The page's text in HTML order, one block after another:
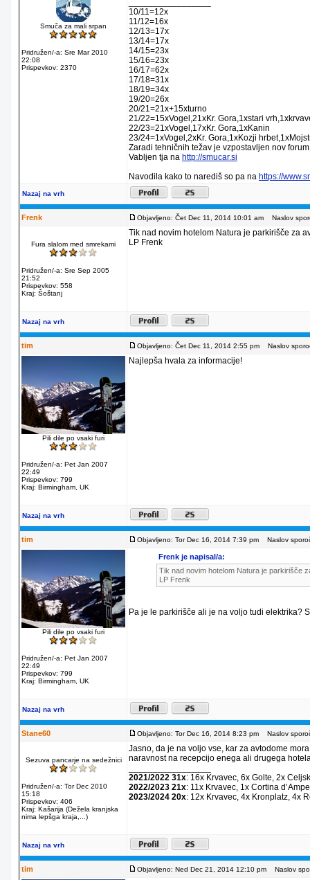
Smuča za mali srpan
Pridružen/-a: Sre Mar 2010
22:08
Prispevkov: 2370
10/11=12x
11/12=16x
12/13=17x
13/14=17x
14/15=23x
15/16=23x
16/17=62x
17/18=31x
18/19=34x
19/20=26x
20/21=21x+15xturno
21/22=15xVogel,21xKr. Gora,1xstari
22/23=21xVogel,17xKr. Gora,1xKanin
23/24=1xVogel,2xKr. Gora,1xKozji
Zaradi tehničnih težav je vzpostavljen nov
Vabljen tja na http://smucar.si
Navodila kako to narediš so pa na https://
Nazaj na vrh
Frenk Objavljeno: Čet Dec 11, 2014 10:01 am Naslov
Fura slalom med smrekami
Pridružen/-a: Sre Sep 2005
21:52
Prispevkov: 558
Kraj: Šoštanj
Tik nad novim hotelom Natura je parkirišče za
LP Frenk
Nazaj na vrh
tim Objavljeno: Čet Dec 11, 2014 2:55 pm Naslov
Pili dile po vsaki furi
Pridružen/-a: Pet Jan 2007
22:49
Prispevkov: 799
Kraj: Birmingham, UK
Najlepša hvala za informacije!
Nazaj na vrh
tim Objavljeno: Tor Dec 16, 2014 7:39 pm Naslov
Pili dile po vsaki furi
Pridružen/-a: Pet Jan 2007
22:49
Prispevkov: 799
Kraj: Birmingham, UK
Frenk je napisal/a:
Tik nad novim hotelom Natura je parkirišče
LP Frenk
Pa je le parkirišče ali je na voljo tudi elektrika?
Nazaj na vrh
Stane60 Objavljeno: Tor Dec 16, 2014 8:23 pm Naslov
Sezuva pancarje na sedežnici
Pridružen/-a: Tor Dec 2010
15:18
Prispevkov: 406
Kraj: Kašarija (Dežela kranjska
nima lepšga kraja,...)
Jasno, da je na voljo vse, kar za avtodome
naravnost na recepcijo enega ali drugega
2021/2022 31x: 16x Krvavec, 6x Golte, 2x
2022/2023 21x: 11x Krvavec, 1x Cortina
2023/2024 20x: 12x Krvavec, 4x Kronplatz, 4x
Nazaj na vrh
tim Objavljeno: Ned Dec 21, 2014 12:10 pm Naslov